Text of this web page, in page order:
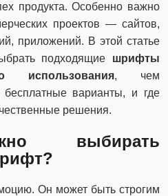
продукта. Особенно важно
проектов — сайтов,
приложений. В этой статье
подходящие шрифты
использования, чем
варианты, и где
решения.
выбирать
Он может быть строгим